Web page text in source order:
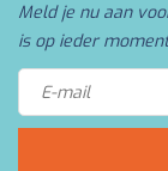
Meld je nu aan
is op ieder